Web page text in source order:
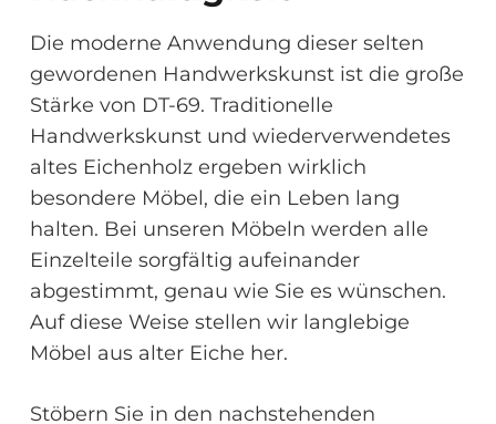
Die moderne Anwendung dieser selten
gewordenen Handwerkskunst ist die große
Stärke von DT-69. Traditionelle
Handwerkskunst und wiederverwendetes
altes Eichenholz ergeben wirklich
besondere Möbel, die ein Leben lang
halten. Bei unseren Möbeln werden alle
Einzelteile sorgfältig aufeinander
abgestimmt, genau wie Sie es wünschen.
Auf diese Weise stellen wir langlebige
Möbel aus alter Eiche her.
Stöbern Sie in den nachstehenden